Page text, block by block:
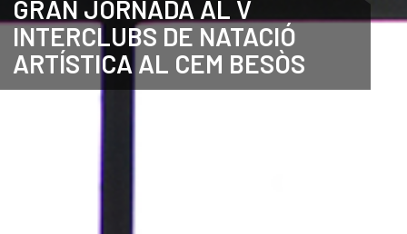
ANGLÈS
GRAN JORNADA AL V
INTERCLUBS DE NATACIÓ
ARTÍSTICA AL CEM BESÒS